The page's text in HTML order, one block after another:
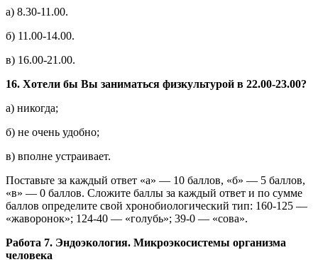
а) 8.30-11.00.
б) 11.00-14.00.
в) 16.00-21.00.
16. Хотели бы Вы заниматься физкультурой в 22.00-23.00?
а) никогда;
б) не очень удобно;
в) вполне устраивает.
Поставьте за каждый ответ «а» — 10 баллов, «б» — 5 баллов,
«в» — 0 баллов. Сложите баллы за каждый ответ и по сумме
баллов определите свой хронобиологический тип: 160-125 —
«жаворонок»; 124-40 — «голубь»; 39-0 — «сова».
Работа 7. Эндоэкология. Микроэкосистемы организма
человека